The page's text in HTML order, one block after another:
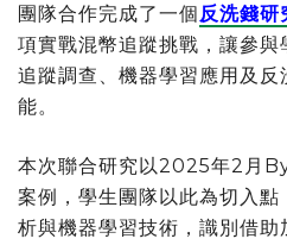
團隊合作完成了一個 反洗錢研
項實戰混幣追蹤挑戰，讓參
追蹤調查、機器學習應用及
能。
本次聯合研究以2025年2月
案例，學生團隊以此為切入
析與機器學習技術，識別借